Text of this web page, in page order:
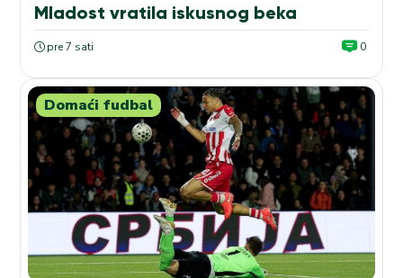
Mladost vratila iskusnog beka
pre 7 sati 0
Domaći fudbal